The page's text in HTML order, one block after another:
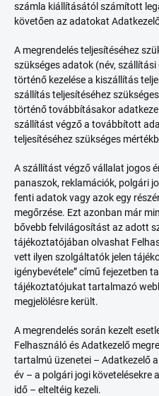
számla kiállításától számított
követően az adatokat
A megrendelés teljesítéséhez
szükséges adatok (név, szállítási
történő kezelése a kiszállítás
szállítás teljesítéséhez
történő továbbításakor
szállítást végző a továbbított
teljesítéséhez szükséges
A szállítást végző vállalat jogos
panaszok, reklamációk, polgári
fenti adatok vagy azok egy
megőrzése. Ezt azonban már
bővebb felvilágosítást az adott
tájékoztatójában olvashat
vett ilyen szolgáltatók jelen
igénybevétele” című fejezetben
tájékoztatójukat tartalmazó
megjelölésre került.
A megrendelés során kezelt
Felhasználó és Adatkezelő
tartalmú üzenetei – Adatkezelő
év – a polgári jogi követelésekre
idő – elteltéig kezeli.